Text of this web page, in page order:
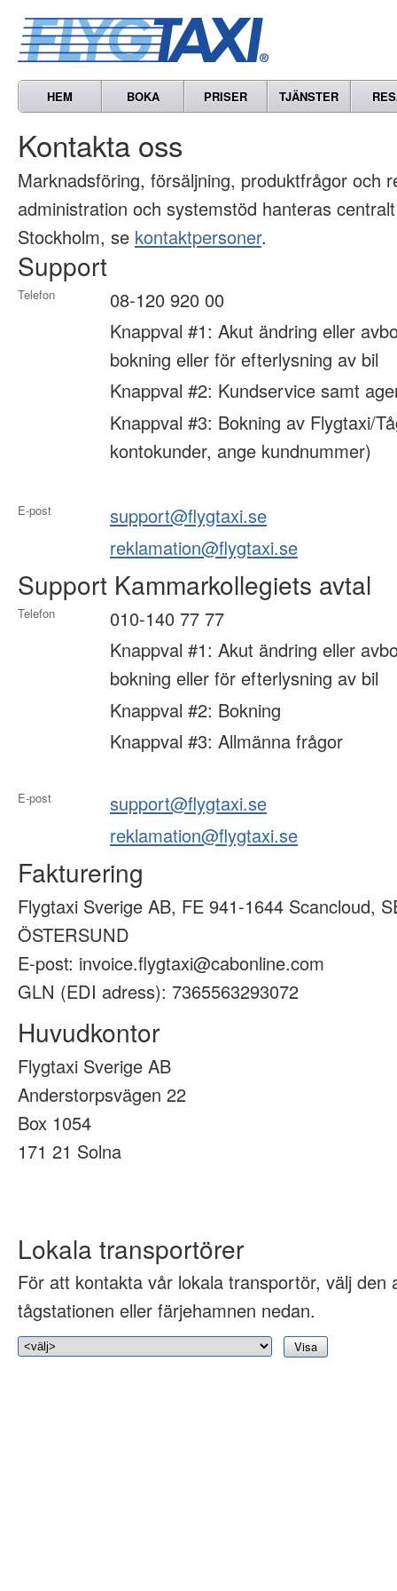
HEM BOKA PRISER TJÄNSTER
Kontakta oss
Marknads­föring, försäljning, produkt­frågor och
administration och systemstöd hanteras
Stockholm, se kontaktpersoner.
Support
Telefon
08-120 920 00
Knappval #1: Akut ändring eller
bokning eller för efterlysning av bil
Knappval #2: Kundservice samt
Knappval #3: Bokning av Flygtaxi/
kontokunder, ange kundnummer)
E-post
support@flygtaxi.se
reklamation@flygtaxi.se
Support Kammarkollegiets avtal
Telefon
010-140 77 77
Knappval #1: Akut ändring eller
bokning eller för efterlysning av bil
Knappval #2: Bokning
Knappval #3: Allmänna frågor
E-post
support@flygtaxi.se
reklamation@flygtaxi.se
Fakturering
Flygtaxi Sverige AB, FE 941-1644 Scancloud,
ÖSTERSUND
E-post: invoice.flygtaxi@cabonline.com
GLN (EDI adress): 7365563293072
Huvudkontor
Flygtaxi Sverige AB
Anderstorpsvägen 22
Box 1054
171 21 Solna
Lokala transportörer
För att kontakta vår lokala transportör, välj den
tågstationen eller färjehamnen nedan.
Visa